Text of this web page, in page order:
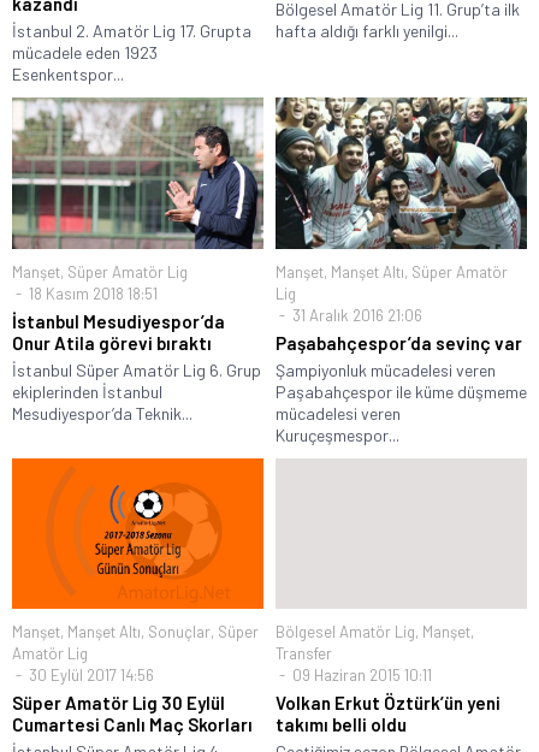
İstanbul 2. Amatör Lig 17. Grupta
mücadele eden 1923
Esenkentspor...
Bölgesel Amatör Lig 11. Grup’ta ilk
hafta aldığı farklı yenilgi...
Manşet, Süper Amatör Lig
18 Kasım 2018 18:51
İstanbul Mesudiyespor’da
Onur Atila görevi bıraktı
İstanbul Süper Amatör Lig 6. Grup
ekiplerinden İstanbul
Mesudiyespor’da Teknik...
Manşet, Manşet Altı, Süper Amatör
Lig
31 Aralık 2016 21:06
Paşabahçespor’da sevinç var
Şampiyonluk mücadelesi veren
Paşabahçespor ile küme düşmeme
mücadelesi veren
Kuruçeşmespor...
Manşet, Manşet Altı, Sonuçlar, Süper
Amatör Lig
30 Eylül 2017 14:56
Süper Amatör Lig 30 Eylül
Cumartesi Canlı Maç Skorları
Bölgesel Amatör Lig, Manşet,
Transfer
09 Haziran 2015 10:11
Volkan Erkut Öztürk’ün yeni
takımı belli oldu